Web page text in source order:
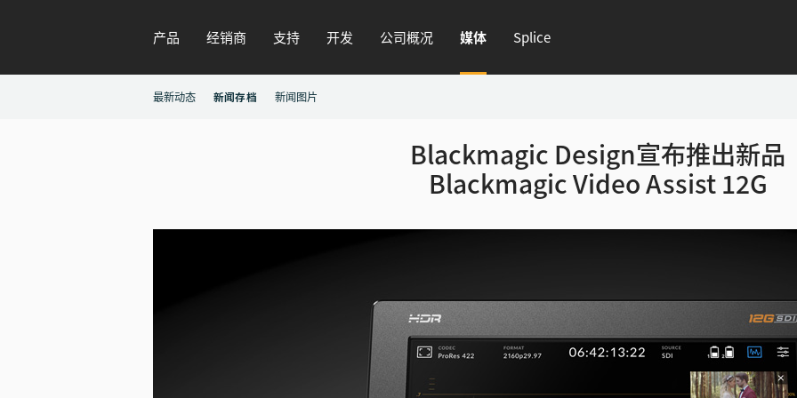
产品 经销商 支持 开发 公司概况 媒体 Splice
最新动态 新闻存档 新闻图片
Blackmagic Design宣布推出新品
Blackmagic Video Assist 12G